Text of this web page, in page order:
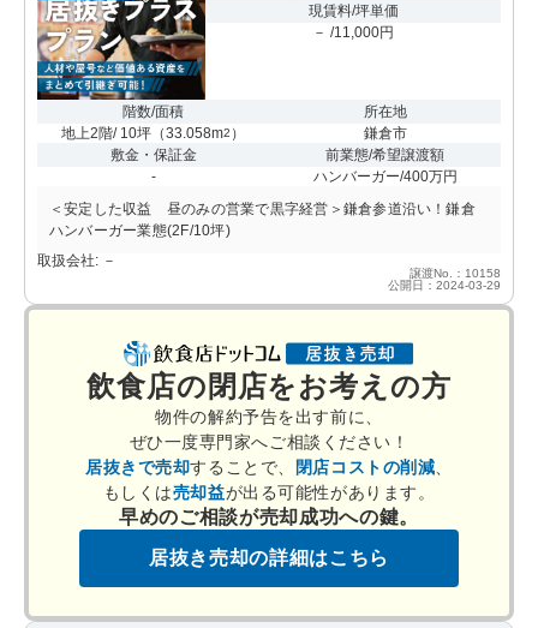
現賃料/坪単価
－ /11,000円
階数/面積
地上2階/ 10坪 （33.058m2 ）
所在地
鎌倉市
敷金・保証金
-
前業態/希望譲渡額
ハンバーガー/400万円
＜安定した収益 昼のみの営業で黒字経営＞鎌倉参道沿い！鎌倉
ハンバーガー業態(2F/10坪)
取扱会社: －
譲渡No.：10158
公開日：2024-03-29
飲食店の閉店をお考えの方
物件の解約予告を出す前に、
ぜひ一度専門家へご相談ください！
居抜きで売却することで、 閉店コストの削減
もしくは売却益が出る可能性があります。
早めのご相談が売却成功への鍵。
居抜き売却の詳細はこちら